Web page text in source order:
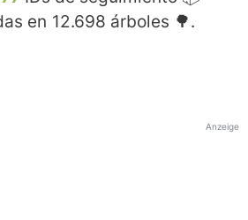
en 12.698 árboles 🌳.
Anzeige